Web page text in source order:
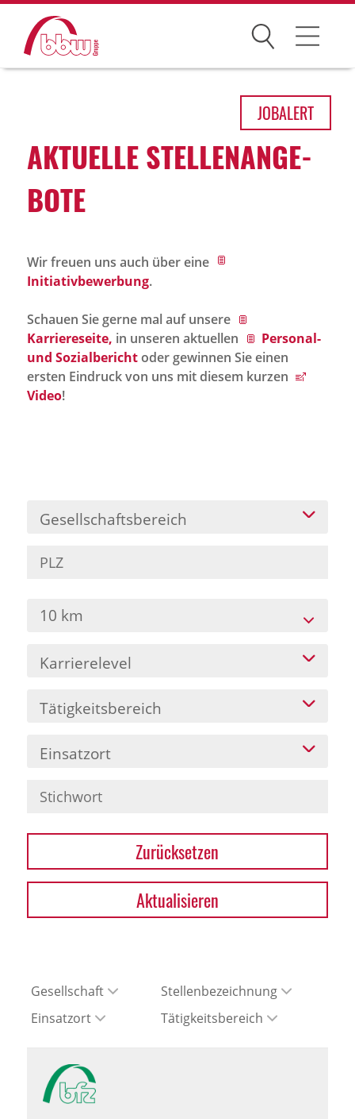
Suchen
Über uns
Historie
bbw als Arbeitgeber
Jobportal
Presse und Medien
Karriere
Presse
News Archiv
JOBALERT
AKTU­ELLE STEL­LEN­AN­GE­
BOTE
Wir freuen uns auch über eine
Initiativbewerbung.
Schauen Sie gerne mal auf unsere
Karriereseite, in unseren aktuellen
Personal-
und Sozialberichtoder gewinnen Sie einen
ersten Eindruck von uns mit diesem kurzen
Video!
Gesellschaftsbereich
10 km
Karrierelevel
Tätigkeitsbereich
Einsatzort
Zurücksetzen
Aktualisieren
Gesellschaft
Stellenbezeichnung
Einsatzort
Tätigkeitsbereich